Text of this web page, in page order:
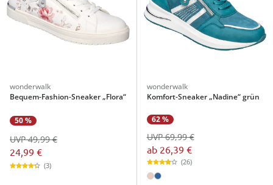
wonderwalk
Bequem-Fashion-Sneaker „Flora“
50 %
24,99 €
UVP 49,99 €
(3)
wonderwalk
Komfort-Sneaker „Nadine“ grün
62 %
ab 26,39 €
UVP 69,99 €
(26)